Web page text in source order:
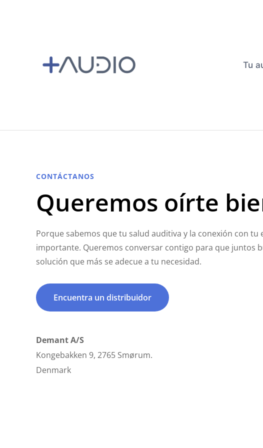
Tu
CONTÁCTANOS
Queremos oírte
Porque sabemos que tu salud auditiva y la conexión con tu
importante. Queremos conversar contigo para que juntos
solución que más se adecue a tu necesidad.
Encuentra un distribuidor
Demant A/S
Kongebakken 9, 2765 Smørum.
Denmark